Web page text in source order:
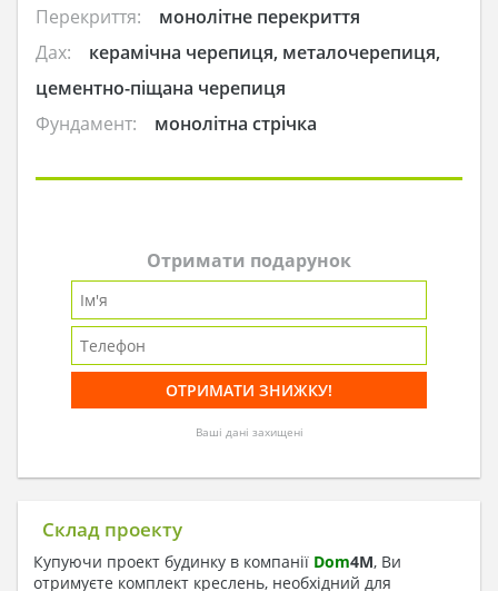
Перекриття:
монолітне перекриття
Дах:
керамічна черепиця, металочерепиця,
цементно-піщана черепиця
Фундамент:
монолітна стрічка
Отримати подарунок
Ваші дані захищені
Склад проекту
Купуючи проект будинку в компанії Dom4M, Ви
отримуєте комплект креслень, необхідний для